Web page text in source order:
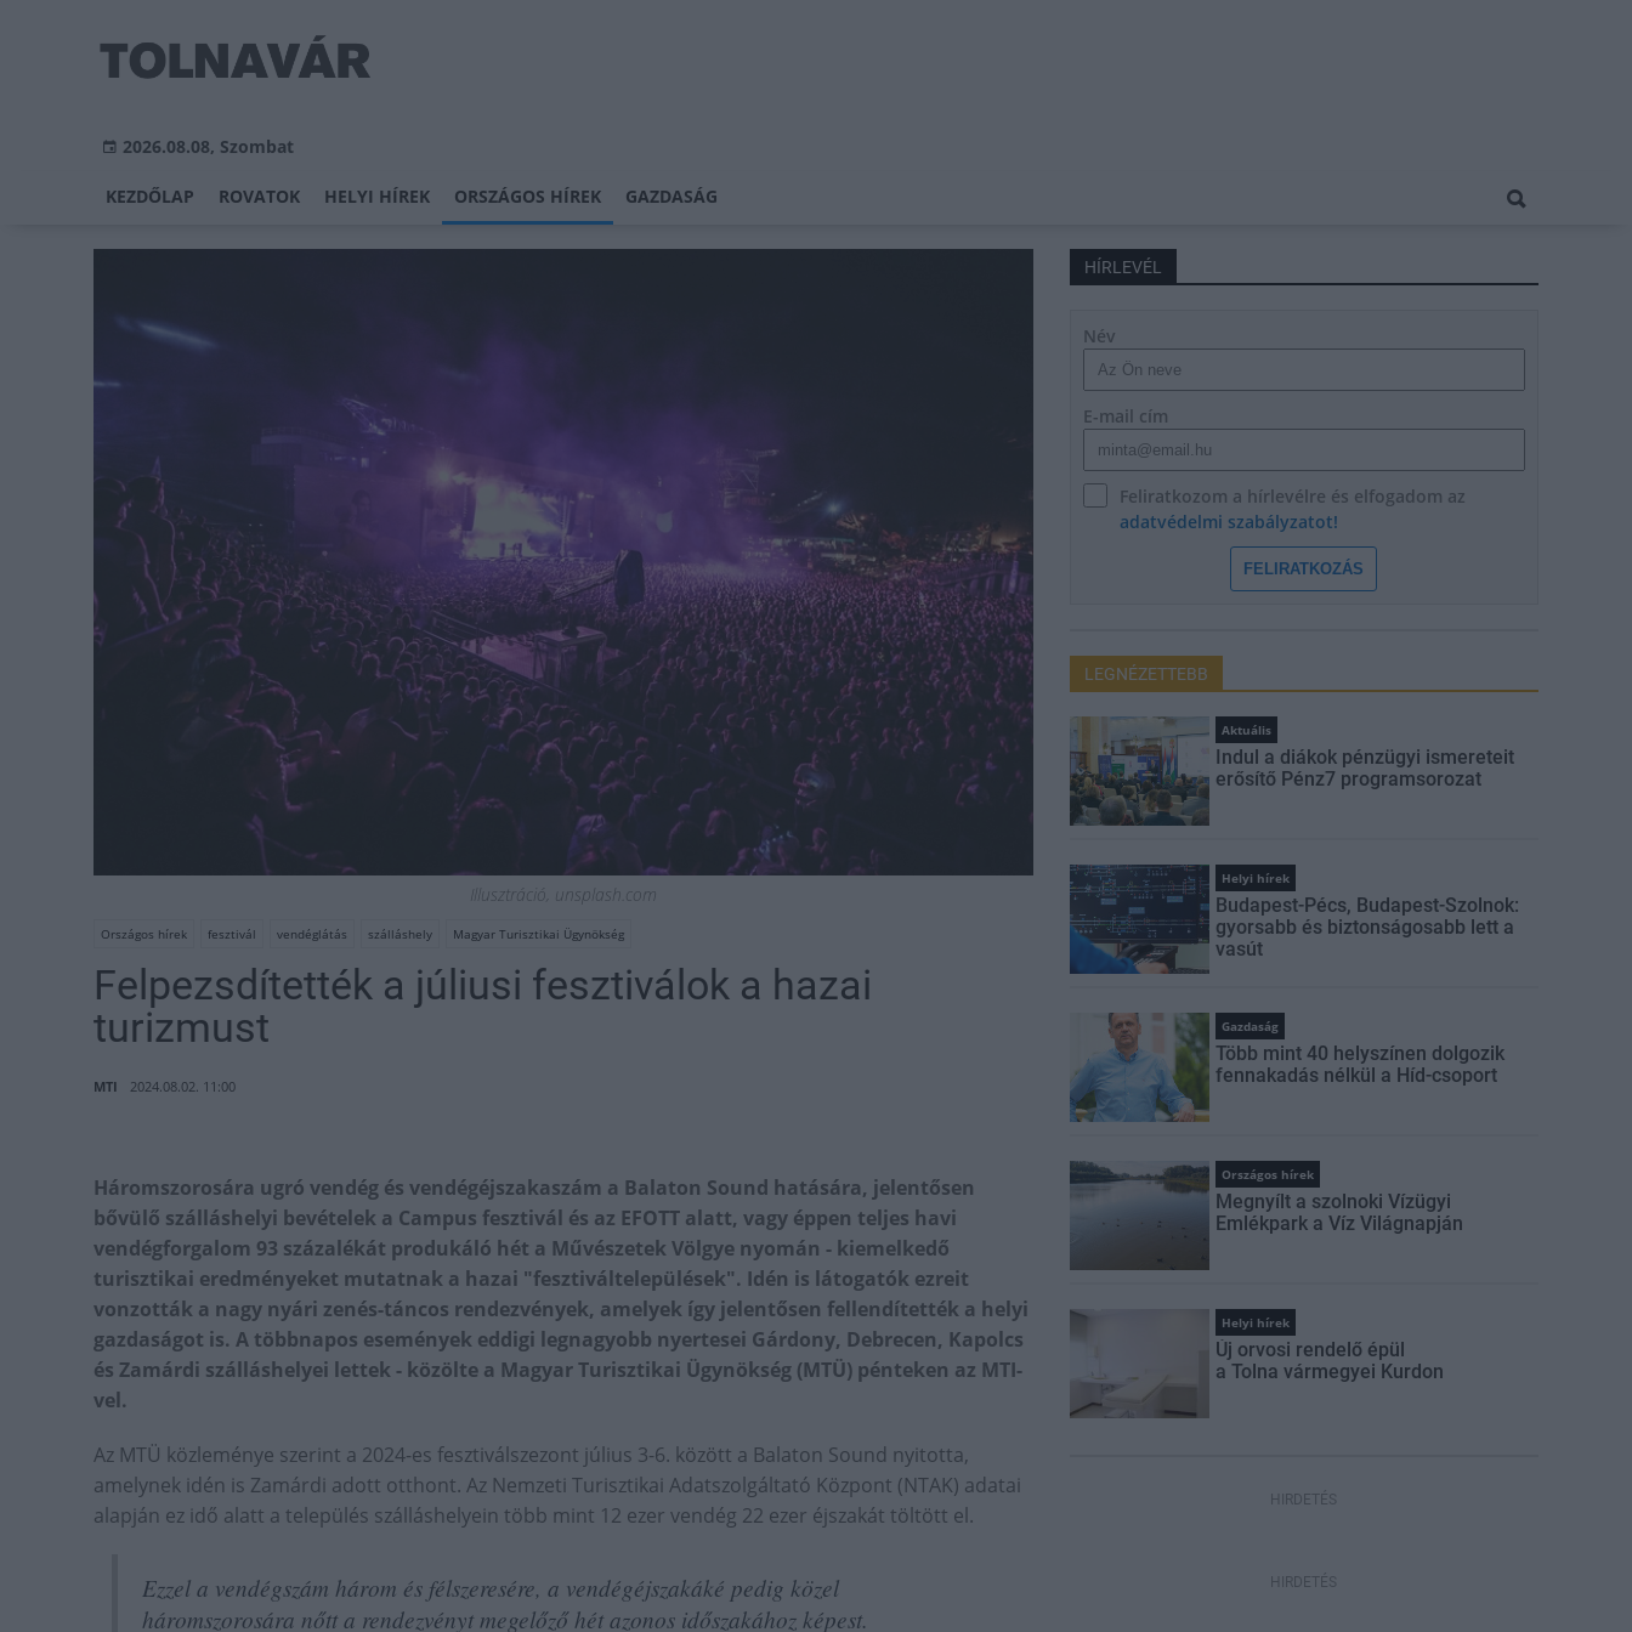
2026.08.08, Szombat
KEZDŐLAP ROVATOK HELYI HÍREK ORSZÁGOS HÍREK GAZDASÁG
Illusztráció, unsplash.com
Országos hírek fesztivál vendéglátás szálláshely Magyar Turisztikai Ügynökség
Felpezsdítették a júliusi fesztiválok a hazai
turizmust
MTI 2024.08.02. 11:00
Háromszorosára ugró vendég és vendégéjszakaszám a Balaton Sound hatására, jelentősen
bővülő szálláshelyi bevételek a Campus fesztivál és az EFOTT alatt, vagy éppen teljes havi
vendégforgalom 93 százalékát produkáló hét a Művészetek Völgye nyomán - kiemelkedő
turisztikai eredményeket mutatnak a hazai "fesztiváltelepülések". Idén is látogatók ezreit
vonzották a nagy nyári zenés-táncos rendezvények, amelyek így jelentősen fellendítették a helyi
gazdaságot is. A többnapos események eddigi legnagyobb nyertesei Gárdony, Debrecen, Kapolcs
és Zamárdi szálláshelyei lettek - közölte a Magyar Turisztikai Ügynökség (MTÜ) pénteken az MTI-
vel.
Az MTÜ közleménye szerint a 2024-es fesztiválszezont július 3-6. között a Balaton Sound nyitotta,
amelynek idén is Zamárdi adott otthont. Az Nemzeti Turisztikai Adatszolgáltató Központ (NTAK) adatai
alapján ez idő alatt a település szálláshelyein több mint 12 ezer vendég 22 ezer éjszakát töltött el.
Ezzel a vendégszám három és félszeresére, a vendégéjszakáké pedig közel
háromszorosára nőtt a rendezvényt megelőző hét azonos időszakához képest.
HÍRLEVÉL
Név
E-mail cím
Feliratkozom a hírlevélre és elfogadom az
adatvédelmi szabályzatot!
FELIRATKOZÁS
LEGNÉZETTEBB
Aktuális
Indul a diákok pénzügyi ismereteit
erősítő Pénz7 programsorozat
Helyi hírek
Budapest-Pécs, Budapest-Szolnok:
gyorsabb és biztonságosabb lett a
vasút
Gazdaság
Több mint 40 helyszínen dolgozik
fennakadás nélkül a Híd-csoport
Országos hírek
Megnyílt a szolnoki Vízügyi
Emlékpark a Víz Világnapján
Helyi hírek
Új orvosi rendelő épül
a Tolna vármegyei Kurdon
HIRDETÉS
HIRDETÉS